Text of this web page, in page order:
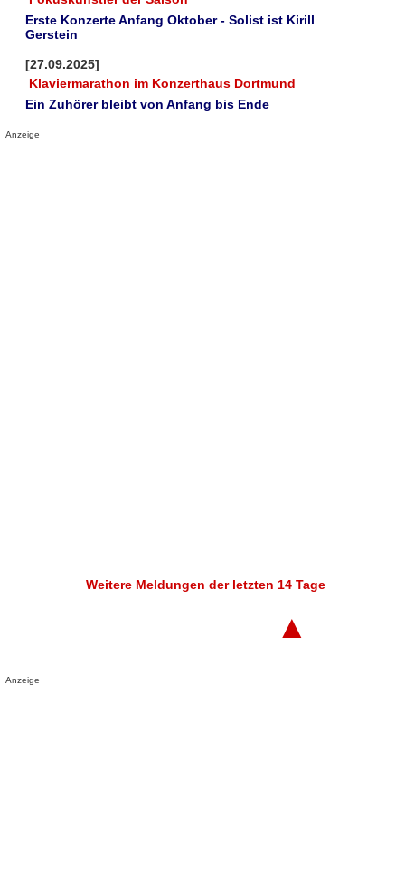
Erste Konzerte Anfang Oktober - Solist ist Kirill
Gerstein
[27.09.2025]
Klaviermarathon im Konzerthaus Dortmund
Ein Zuhörer bleibt von Anfang bis Ende
Anzeige
Weitere Meldungen der letzten 14 Tage
▲
Anzeige